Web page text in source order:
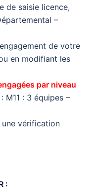
de saisie licence,
–
de votre
en modifiant les
par niveau
M11 : 3 équipes –
une vérification
: